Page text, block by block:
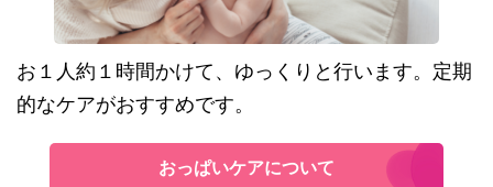
お１人約１時間かけて、ゆっくりと行います。定期
的なケアがおすすめです。
おっぱいケアについて